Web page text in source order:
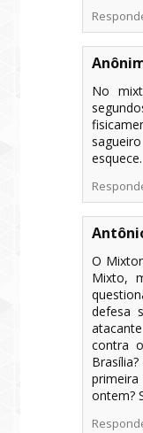
No
esquece.
O
Mixto,
defesa
contra
ontem?